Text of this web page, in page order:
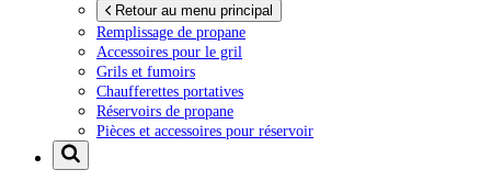
Retour au menu principal
Remplissage de propane
Accessoires pour le gril
Grils et fumoirs
Chaufferettes portatives
Réservoirs de propane
Pièces et accessoires pour réservoir